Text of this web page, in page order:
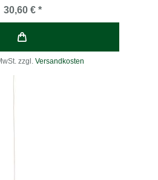
30,60 € *
zzgl. Versandkosten